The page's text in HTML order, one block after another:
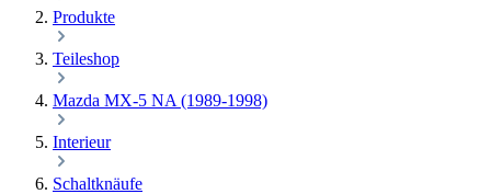
Produkte
Teileshop
Mazda MX-5 NA (1989-1998)
Interieur
Schaltknäufe